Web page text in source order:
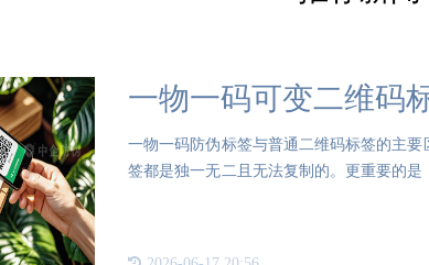
一物一码可变二维码
一物一码防伪标签与普通二维码标签的主
签都是独一无二且无法复制的。更重要的